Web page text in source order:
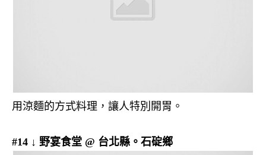
用涼麵的方式料理，讓人特別開胃。
#14 ↓ 野宴食堂 @ 台北縣。石碇鄉